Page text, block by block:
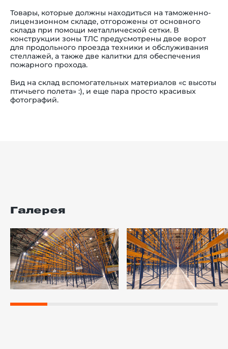
Товары, которые должны находиться на таможенно-
лицензионном складе, отгорожены от основного
склада при помощи металлической сетки. В
конструкции зоны ТЛС предусмотрены двое ворот
для продольного проезда техники и обслуживания
стеллажей, а также две калитки для обеспечения
пожарного прохода.
Вид на склад вспомогательных материалов «с высоты
птичьего полета» :), и еще пара просто красивых
фотографий.
Галерея